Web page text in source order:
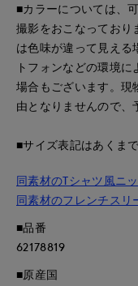
■カラーについては、
撮影をおこなっており
は色味が違って見える
トフォンなどの環境
場合もございます。現
由となりませんので、
■サイズ表記はあくま
同素材のTシャツ風ニ
同素材のフレンチスリ
■品番
62178819
■原産国